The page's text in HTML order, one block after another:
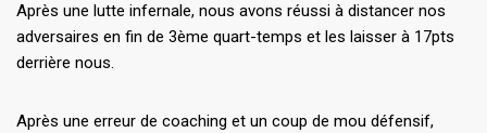
Après une lutte infernale, nous avons réussi à distancer nos
adversaires en fin de 3ème quart-temps et les laisser à 17pts
derrière nous.
Après une erreur de coaching et un coup de mou défensif,